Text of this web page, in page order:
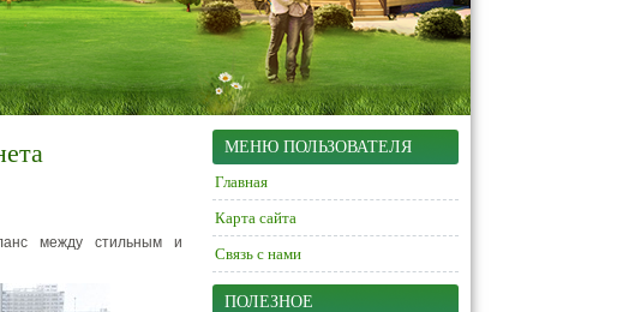
между стильным и
МЕНЮ ПОЛЬЗОВАТЕЛЯ
Главная
Карта сайта
Связь с нами
ПОЛЕЗНОЕ